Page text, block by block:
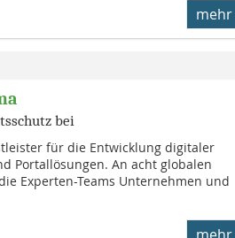
mehr
bei
für die Entwicklung digitaler
Portallösungen. An acht globalen
Experten-Teams Unternehmen und